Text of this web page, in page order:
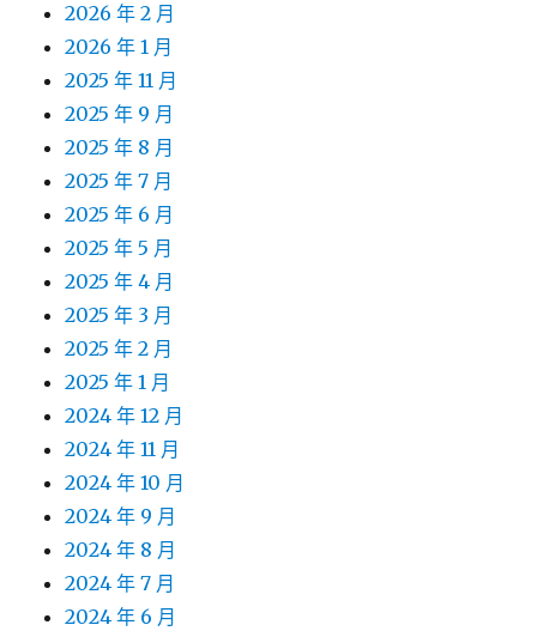
2026 年 2 月
2026 年 1 月
2025 年 11 月
2025 年 9 月
2025 年 8 月
2025 年 7 月
2025 年 6 月
2025 年 5 月
2025 年 4 月
2025 年 3 月
2025 年 2 月
2025 年 1 月
2024 年 12 月
2024 年 11 月
2024 年 10 月
2024 年 9 月
2024 年 8 月
2024 年 7 月
2024 年 6 月